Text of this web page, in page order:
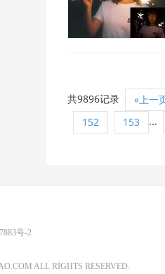
共9896记录
«上一
152
153 ...
号-2
ALL RIGHTS RESERVED.